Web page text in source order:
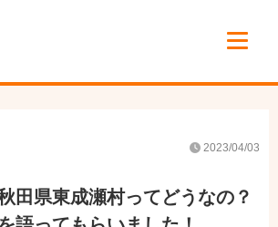
2023/04/03
田県東成瀬村ってどうなの？